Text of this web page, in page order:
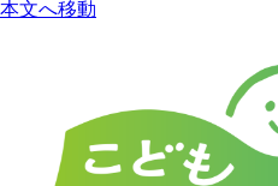
本文へ移動